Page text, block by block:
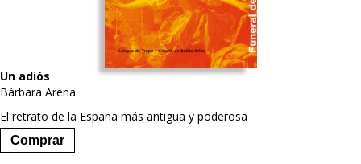
Un adiós
Bárbara Arena
El retrato de la España más antigua y poderosa
Comprar